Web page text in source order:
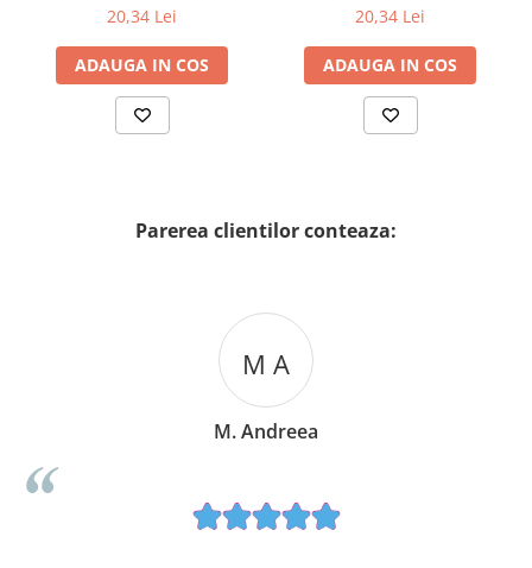
20,34 Lei
ADAUGA IN COS
20,34 Lei
ADAUGA IN COS
Parerea clientilor conteaza:
M A
M. Andreea